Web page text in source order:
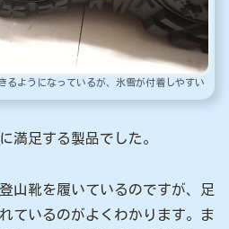
るようになっているが、氷雪が付着しやすい
満足する製品でした。
山靴を履いているのですが、足
ているのがよくわかります。ま